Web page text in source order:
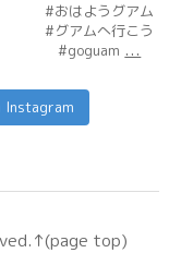
#おはようグアム
#グアムへ行こう
#goguam ...
Instagram
↑(page top)